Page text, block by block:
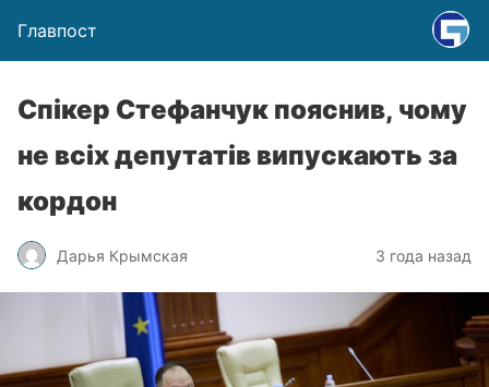
Главпост
Спікер Стефанчук пояснив, чому
не всіх депутатів випускають за
кордон
Дарья Крымская 3 года назад